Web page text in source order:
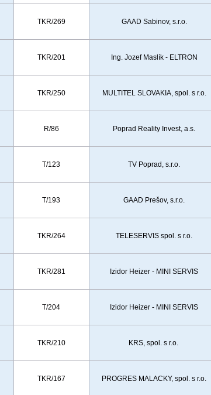
TKR/269 GAAD Sabinov, s.r.o.
TKR/201 Ing. Jozef Maslík - ELTRON
TKR/250 MULTITEL SLOVAKIA, spol. s r.o.
R/86 Poprad Reality Invest, a.s.
T/123 TV Poprad, s.r.o.
T/193 GAAD Prešov, s.r.o.
TKR/264 TELESERVIS spol. s r.o.
TKR/281 Izidor Heizer - MINI SERVIS
T/204 Izidor Heizer - MINI SERVIS
TKR/210 KRS, spol. s r.o.
TKR/167 PROGRES MALACKY, spol. s r.o.